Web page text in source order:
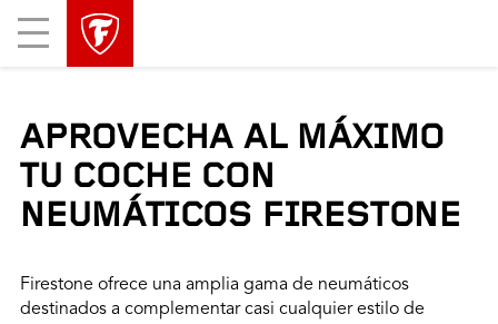
Mobile
Menu
APROVECHA AL MÁXIMO
TU COCHE CON
NEUMÁTICOS FIRESTONE
Firestone ofrece una amplia gama de neumáticos
destinados a complementar casi cualquier estilo de